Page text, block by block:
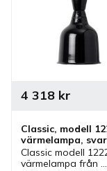
Classic, modell
värmelampa,
fastmontering
Classic modell
värmelampa från
4 318kr